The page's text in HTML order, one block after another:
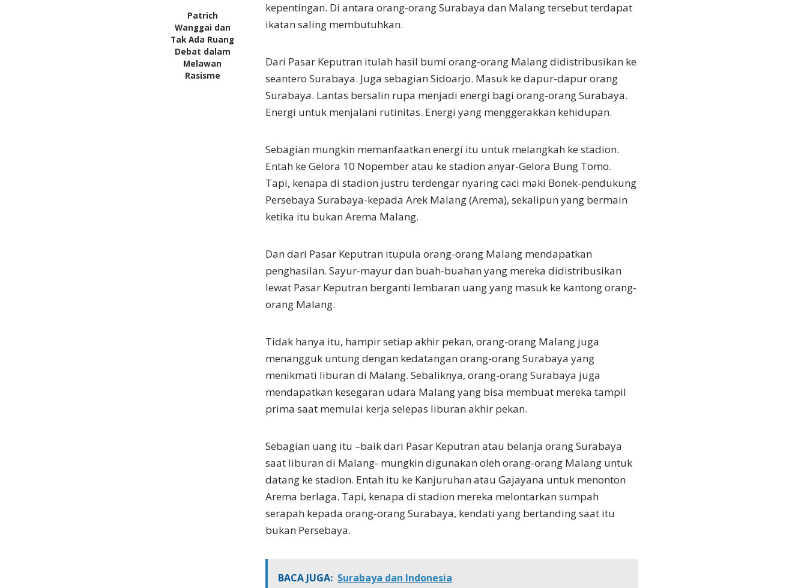
Patrich
Wanggai dan
Tak Ada Ruang
Debat dalam
Melawan
Rasisme
kepentingan. Di antara orang-orang Surabaya dan Malang tersebut terdapat
ikatan saling membutuhkan.
Dari Pasar Keputran itulah hasil bumi orang-orang Malang didistribusikan ke
seantero Surabaya. Juga sebagian Sidoarjo. Masuk ke dapur-dapur orang
Surabaya. Lantas bersalin rupa menjadi energi bagi orang-orang Surabaya.
Energi untuk menjalani rutinitas. Energi yang menggerakkan kehidupan.
Sebagian mungkin memanfaatkan energi itu untuk melangkah ke stadion.
Entah ke Gelora 10 Nopember atau ke stadion anyar-Gelora Bung Tomo.
Tapi, kenapa di stadion justru terdengar nyaring caci maki Bonek-pendukung
Persebaya Surabaya-kepada Arek Malang (Arema), sekalipun yang bermain
ketika itu bukan Arema Malang.
Dan dari Pasar Keputran itupula orang-orang Malang mendapatkan
penghasilan. Sayur-mayur dan buah-buahan yang mereka didistribusikan
lewat Pasar Keputran berganti lembaran uang yang masuk ke kantong orang-
orang Malang.
Tidak hanya itu, hampir setiap akhir pekan, orang-orang Malang juga
menangguk untung dengan kedatangan orang-orang Surabaya yang
menikmati liburan di Malang. Sebaliknya, orang-orang Surabaya juga
mendapatkan kesegaran udara Malang yang bisa membuat mereka tampil
prima saat memulai kerja selepas liburan akhir pekan.
Sebagian uang itu –baik dari Pasar Keputran atau belanja orang Surabaya
saat liburan di Malang- mungkin digunakan oleh orang-orang Malang untuk
datang ke stadion. Entah itu ke Kanjuruhan atau Gajayana untuk menonton
Arema berlaga. Tapi, kenapa di stadion mereka melontarkan sumpah
serapah kepada orang-orang Surabaya, kendati yang bertanding saat itu
bukan Persebaya.
BACA JUGA: Surabaya dan Indonesia